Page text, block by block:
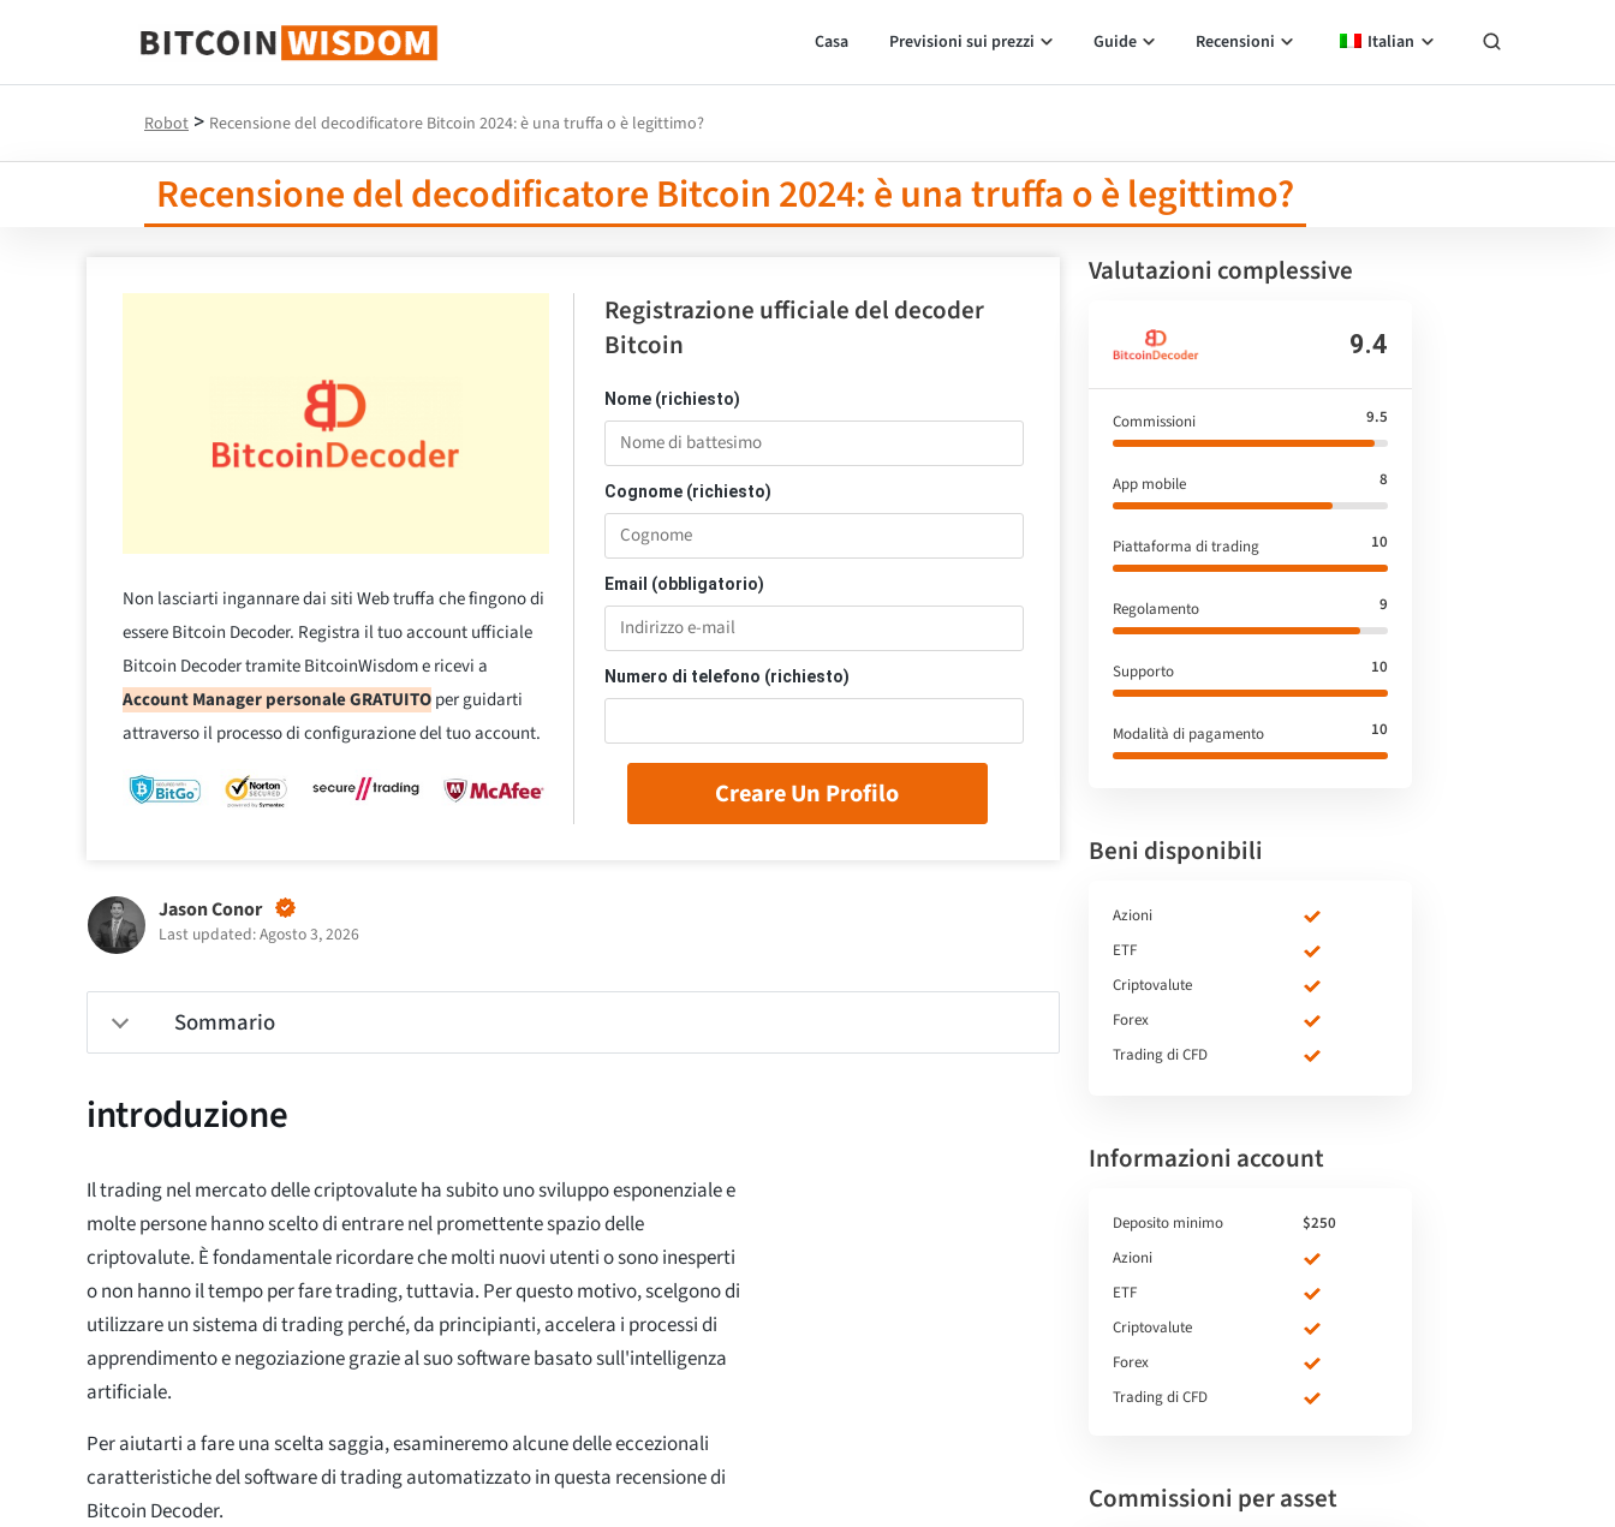
Saggezza Bitcoin
Casa Previsioni sui prezzi Guide Recensioni Italian
Robot > Recensione del decodificatore Bitcoin 2024: è una truffa o è legittimo?
Recensione del decodificatore Bitcoin 2024: è una truffa o è legittimo?
Non lasciarti ingannare dai siti Web truffa che fingono di
essere Bitcoin Decoder. Registra il tuo account ufficiale
Bitcoin Decoder tramite BitcoinWisdom e ricevi a
Account Manager personale GRATUITOper guidarti
attraverso il processo di configurazione del tuo account.
Registrazione ufficiale del decoder
Bitcoin
Nome (richiesto)
Cognome (richiesto)
Email (obbligatorio)
Numero di telefono (richiesto)
Creare Un Profilo
Jason Conor
Last updated: Agosto 3, 2026
Sommario
introduzione
Il trading nel mercato delle criptovalute ha subito uno sviluppo esponenziale e
molte persone hanno scelto di entrare nel promettente spazio delle
criptovalute. È fondamentale ricordare che molti nuovi utenti o sono inesperti
o non hanno il tempo per fare trading, tuttavia. Per questo motivo, scelgono di
utilizzare un sistema di trading perché, da principianti, accelera i processi di
apprendimento e negoziazione grazie al suo software basato sull'intelligenza
artificiale.
Per aiutarti a fare una scelta saggia, esamineremo alcune delle eccezionali
caratteristiche del software di trading automatizzato in questa recensione di
Bitcoin Decoder.
Valutazioni complessive
9.4
Commissioni 9.5
App mobile 8
Piattaforma di trading 10
Regolamento 9
Supporto 10
Modalità di pagamento 10
Beni disponibili
Azioni
ETF
Criptovalute
Forex
Trading di CFD
Informazioni account
Deposito minimo
$250
Azioni
ETF
Criptovalute
Forex
Trading di CFD
Commissioni per asset